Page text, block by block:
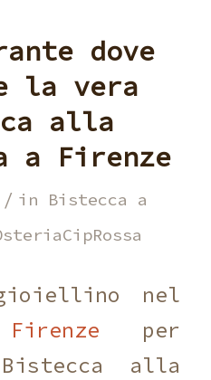
dove
la vera
alla
a Firenze
/ in Bistecca a
nel
Firenze per
alla